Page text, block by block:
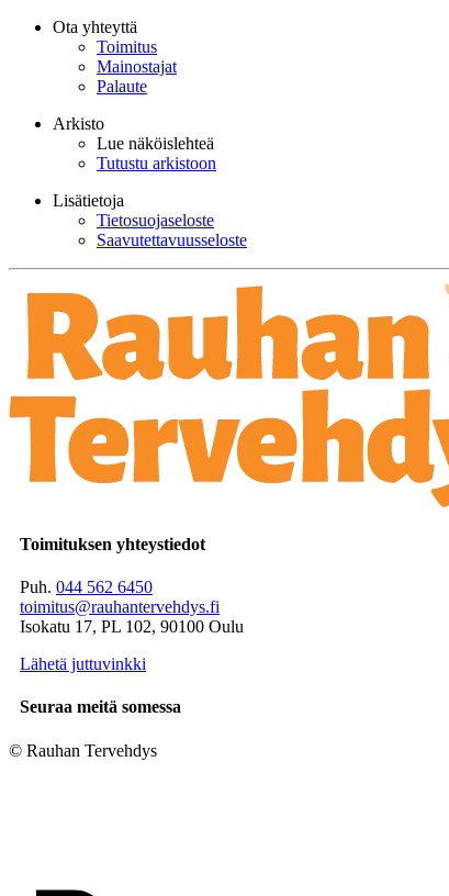
Ota yhteyttä
Toimitus
Mainostajat
Palaute
Arkisto
Lue näköislehteä
Tutustu arkistoon
Lisätietoja
Tietosuojaseloste
Saavutettavuusseloste
Toimituksen yhteystiedot
Puh. 044 562 6450
toimitus@rauhantervehdys.fi
Isokatu 17, PL 102, 90100 Oulu
Lähetä juttuvinkki
Seuraa meitä somessa
© Rauhan Tervehdys